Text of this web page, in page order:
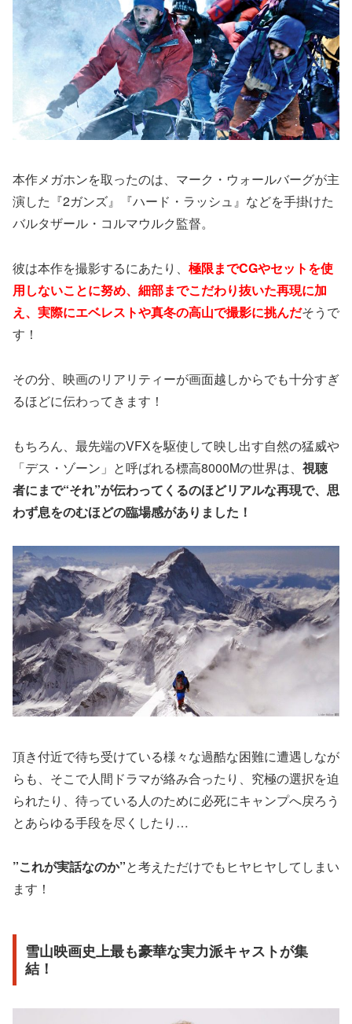
本作メガホンを取ったのは、マーク・ウォールバーグが主
演した『2ガンズ』『ハード・ラッシュ』などを手掛けた
バルタザール・コルマウルク監督。
彼は本作を撮影するにあたり、 極限までCGやセットを使
用しないことに努め、細部までこだわり抜いた再現に加
え、実際にエベレストや真冬の高山で撮影に挑んだそうで
す！
その分、映画のリアリティーが画面越しからでも十分すぎ
るほどに伝わってきます！
もちろん、最先端のVFXを駆使して映し出す自然の猛威や
「デス・ゾーン」と呼ばれる標高8000Mの世界は、 視聴
者にまで“それ”が伝わってくるのほどリアルな再現で、思
わず息をのむほどの臨場感がありました！
頂き付近で待ち受けている様々な過酷な困難に遭遇しなが
らも、そこで人間ドラマが絡み合ったり、究極の選択を迫
られたり、待っている人のために必死にキャンプへ戻ろう
とあらゆる手段を尽くしたり…
”これが実話なのか”と考えただけでもヒヤヒヤしてしまい
ます！
雪山映画史上最も豪華な実力派キャストが集
結！